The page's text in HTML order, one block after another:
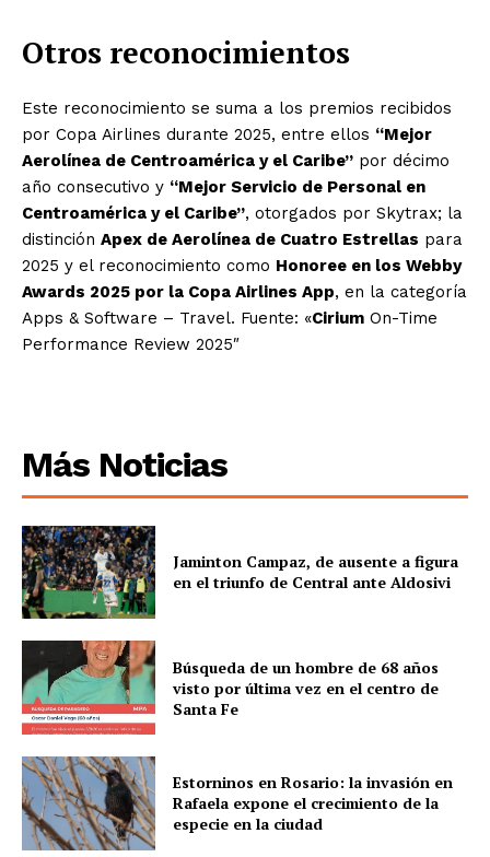
Otros reconocimientos
Este reconocimiento se suma a los premios recibidos
por Copa Airlines durante 2025, entre ellos “Mejor
Aerolínea de Centroamérica y el Caribe” por décimo
año consecutivo y “Mejor Servicio de Personal en
Centroamérica y el Caribe”, otorgados por Skytrax; la
distinción Apex de Aerolínea de Cuatro Estrellas para
2025 y el reconocimiento como Honoree en los Webby
Awards 2025 por la Copa Airlines App, en la categoría
Apps & Software – Travel. Fuente: «Cirium On-Time
Performance Review 2025″
Más Noticias
Jaminton Campaz, de ausente a figura
en el triunfo de Central ante Aldosivi
Búsqueda de un hombre de 68 años
visto por última vez en el centro de
Santa Fe
Estorninos en Rosario: la invasión en
Rafaela expone el crecimiento de la
especie en la ciudad